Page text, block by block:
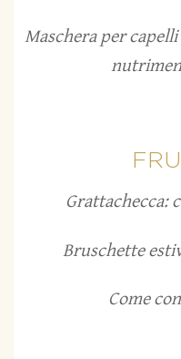
Maschera per
Grattachecca:
Bruschette
Come